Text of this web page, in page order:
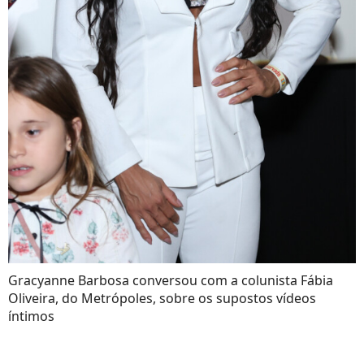
Gracyanne Barbosa conversou com a colunista Fábia
Oliveira, do Metrópoles, sobre os supostos vídeos
íntimos